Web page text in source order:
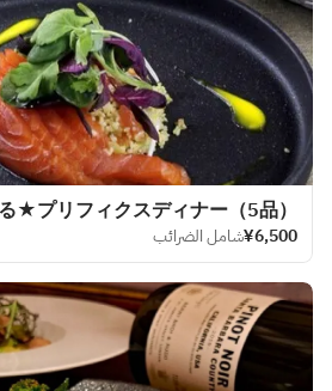
★プリフィクスディナー（5品）
¥6,500شامل الضرائب